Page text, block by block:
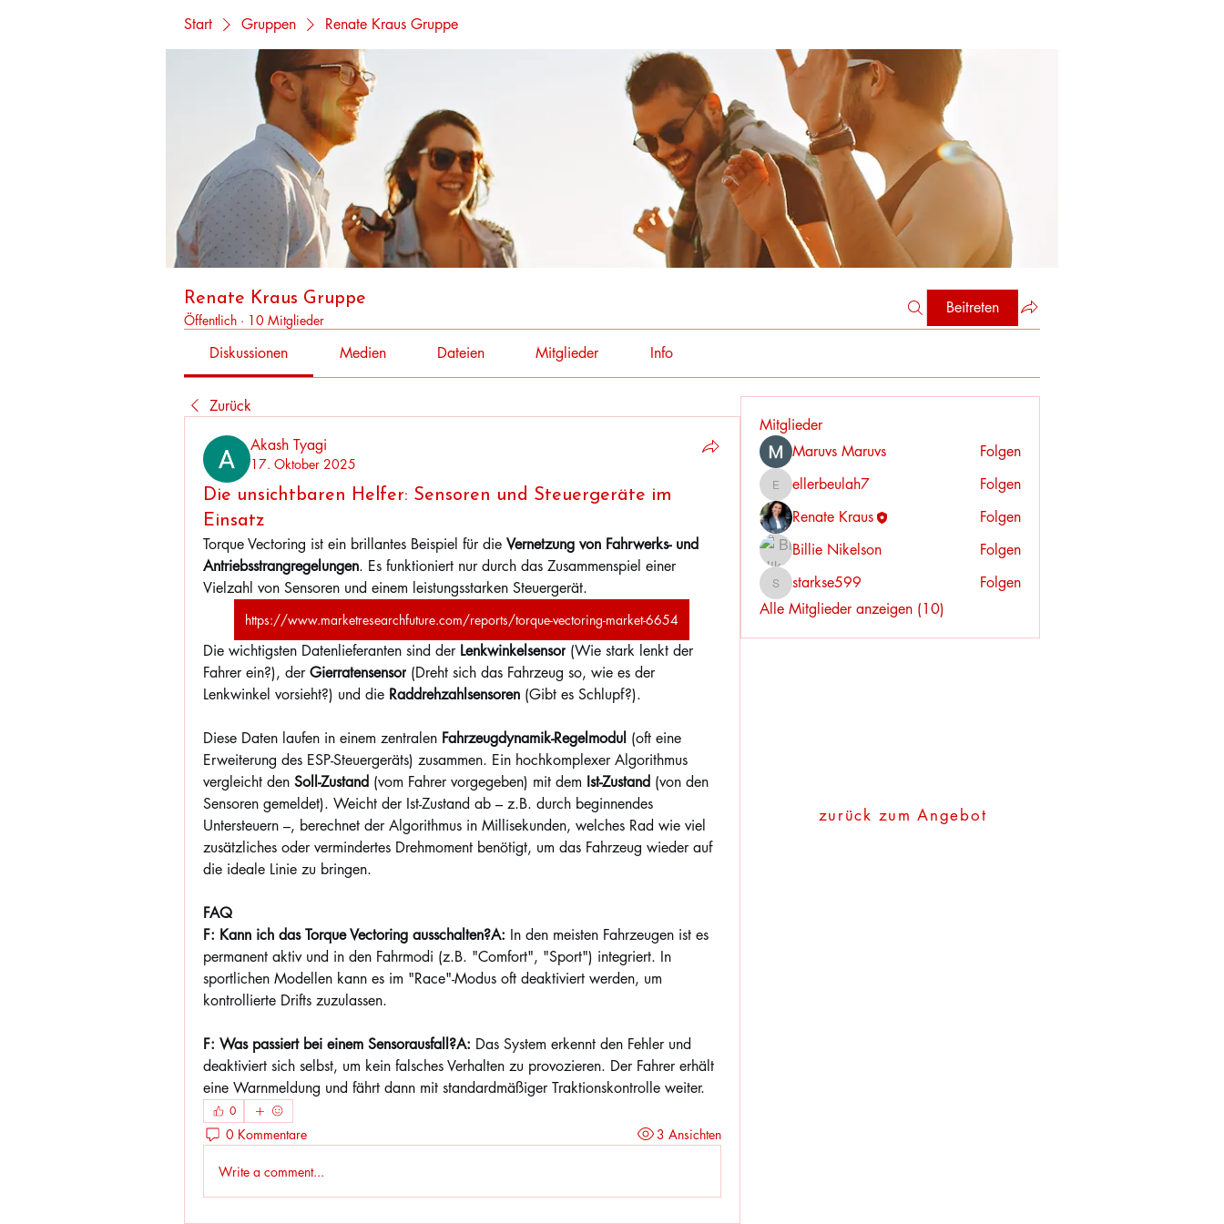
Start Gruppen Renate Kraus Gruppe
Renate Kraus Gruppe
Öffentlich · 10 Mitglieder
Beitreten
Diskussionen Medien Dateien Mitglieder Info
Zurück
Akash Tyagi
17. Oktober 2025
Die unsichtbaren Helfer: Sensoren und Steuergeräte im
Einsatz
Torque Vectoring ist ein brillantes Beispiel für die Vernetzung von Fahrwerks- und
Antriebsstrangregelungen. Es funktioniert nur durch das Zusammenspiel einer
Vielzahl von Sensoren und einem leistungsstarken Steuergerät.
https://www.marketresearchfuture.com/reports/torque-vectoring-market-6654
Die wichtigsten Datenlieferanten sind der Lenkwinkelsensor (Wie stark lenkt der
Fahrer ein?), der Gierratensensor (Dreht sich das Fahrzeug so, wie es der
Lenkwinkel vorsieht?) und die Raddrehzahlsensoren (Gibt es Schlupf?).
Diese Daten laufen in einem zentralen Fahrzeugdynamik-Regelmodul (oft eine
Erweiterung des ESP-Steuergeräts) zusammen. Ein hochkomplexer Algorithmus
vergleicht den Soll-Zustand (vom Fahrer vorgegeben) mit dem Ist-Zustand (von den
Sensoren gemeldet). Weicht der Ist-Zustand ab – z.B. durch beginnendes
Untersteuern –, berechnet der Algorithmus in Millisekunden, welches Rad wie viel
zusätzliches oder vermindertes Drehmoment benötigt, um das Fahrzeug wieder auf
die ideale Linie zu bringen.
FAQ
F: Kann ich das Torque Vectoring ausschalten?A: In den meisten Fahrzeugen ist es
permanent aktiv und in den Fahrmodi (z.B. "Comfort", "Sport") integriert. In
sportlichen Modellen kann es im "Race"-Modus oft deaktiviert werden, um
kontrollierte Drifts zuzulassen.
F: Was passiert bei einem Sensorausfall?A: Das System erkennt den Fehler und
deaktiviert sich selbst, um kein falsches Verhalten zu provozieren. Der Fahrer erhält
eine Warnmeldung und fährt dann mit standardmäßiger Traktionskontrolle weiter.
0
0 Kommentare 3 Ansichten
Write a comment...
Mitglieder
Maruvs Maruvs
Folgen
ellerbeulah7
ellerbeulah7
Folgen
Renate Kraus
Folgen
Billie Nikelson
Folgen
starkse599
starkse599
Folgen
Alle Mitglieder anzeigen (10)
zurück zum Angebot